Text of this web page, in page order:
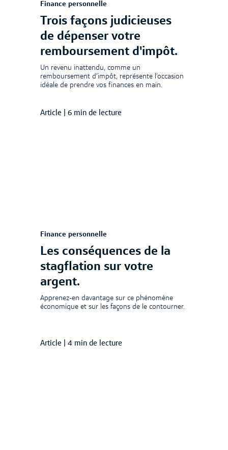
Finance personnelle
Trois façons judicieuses
de dépenser votre
remboursement d'impôt.
Un revenu inattendu, comme un
remboursement d’impôt, représente l’occasion
idéale de prendre vos finances en main.
Article 6 min de lecture
Finance personnelle
Les conséquences de la
stagflation sur votre
argent.
Apprenez-en davantage sur ce phénomène
économique et sur les façons de le contourner.
Article 4 min de lecture